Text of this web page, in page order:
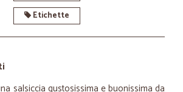
Etichette
salsiccia gustosissima e buonissima da